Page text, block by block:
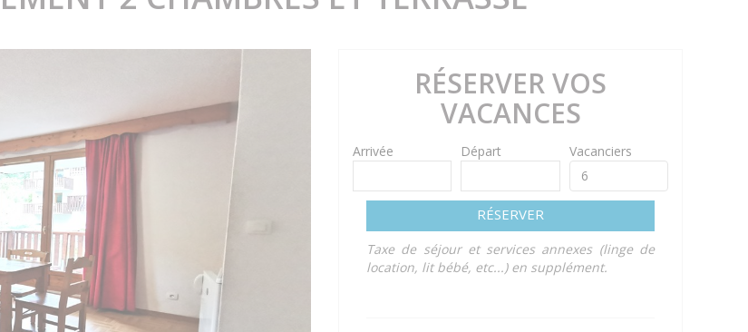
RÉSERVER VOS
VACANCES
Arrivée Départ Vacanciers
RÉSERVER
Taxe de séjour et services annexes (linge de
location, lit bébé, etc...) en supplément.